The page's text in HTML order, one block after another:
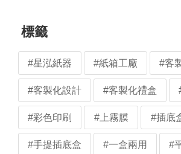
標籤
#星泓紙器 #紙箱工廠 #客
#客製化設計 #客製化禮盒
#彩色印刷 #上霧膜 #插底
#手提插底盒 #一盒兩用 #